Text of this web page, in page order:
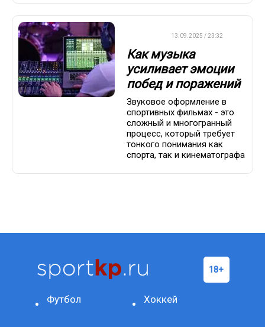
13.09.2025 / 23:32
Как музыка
усиливает эмоции
побед и поражений
Звуковое оформление в
спортивных фильмах - это
сложный и многогранный
процесс, который требует
тонкого понимания как
спорта, так и кинематографа
Футбол Хоккей